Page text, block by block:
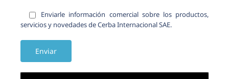
Enviarle información comercial sobre los productos,
servicios y novedades de Cerba Internacional SAE.